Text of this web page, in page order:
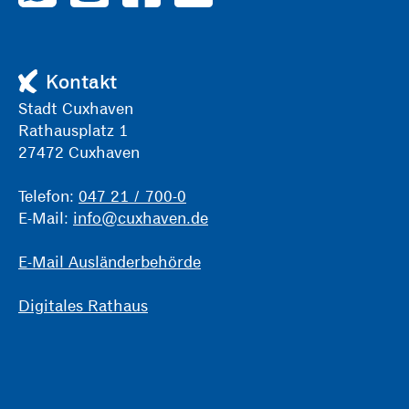
Kontakt
Stadt Cuxhaven
Rathausplatz 1
27472 Cuxhaven
Telefon: 047 21 / 700-0
E-Mail: info@cuxhaven.de
E-Mail Ausländerbehörde
Digitales Rathaus